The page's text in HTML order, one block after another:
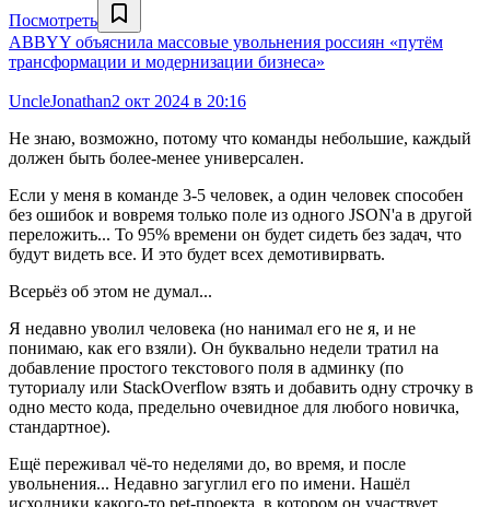
Посмотреть
ABBYY объяснила массовые увольнения россиян «путём
трансформации и модернизации бизнеса»
UncleJonathan2 окт 2024 в 20:16
Не знаю, возможно, потому что команды небольшие, каждый
должен быть более-менее универсален.
Если у меня в команде 3-5 человек, а один человек способен
без ошибок и вовремя только поле из одного JSON'а в другой
переложить... То 95% времени он будет сидеть без задач, что
будут видеть все. И это будет всех демотивирвать.
Всерьёз об этом не думал...
Я недавно уволил человека (но нанимал его не я, и не
понимаю, как его взяли). Он буквально недели тратил на
добавление простого текстового поля в админку (по
туториалу или StackOverflow взять и добавить одну строчку в
одно место кода, предельно очевидное для любого новичка,
стандартное).
Ещё переживал чё-то неделями до, во время, и после
увольнения... Недавно загуглил его по имени. Нашёл